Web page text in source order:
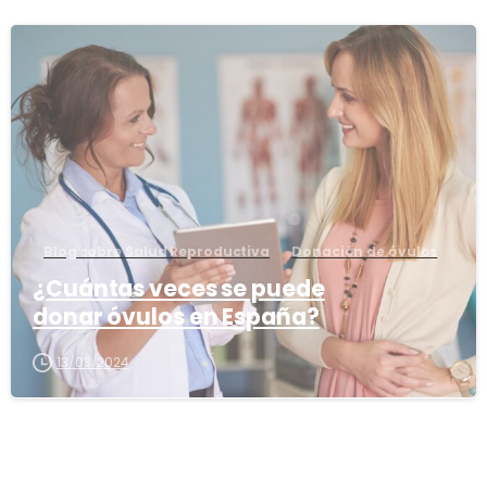
Blog sobre Salud Reproductiva Donación de óvulos
¿Cuántas veces se puede
donar óvulos en España?
13/03/2024